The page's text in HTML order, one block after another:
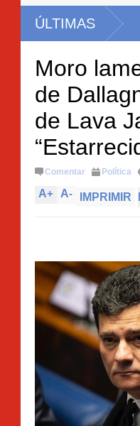
ÚLTIMAS
NO BRASIL E TEM PIOR NOTA
Moro
de
de Lava
Comentar Política
A+ A- IMPRIMIR